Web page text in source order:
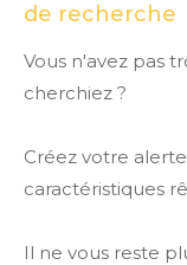
de recherche
Vous n'avez pas
cherchiez ?
Créez votre
caractéristiques
Il ne vous reste